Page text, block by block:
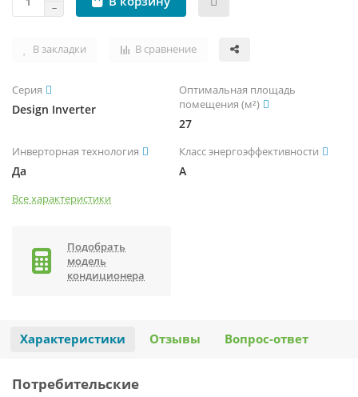
В закладки В сравнение
Серия
Design Inverter
Оптимальная площадь
помещения (м²)
27
Инверторная технология
Да
Класс энергоэффективности
A
Все характеристики
Подобрать
модель
кондиционера
Характеристики Отзывы Вопрос-ответ
Потребительские